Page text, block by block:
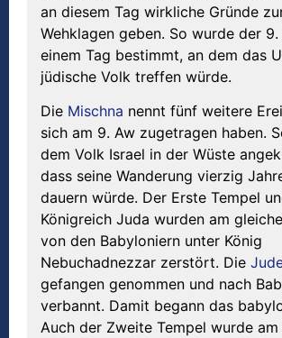
an diesem Tag wirkliche Gründe
Wehklagen geben. So wurde der 9.
einem Tag bestimmt, an dem das
jüdische Volk treffen würde.
Die Mischna nennt fünf weitere
sich am 9. Aw zugetragen haben.
dem Volk Israel in der Wüste
dass seine Wanderung vierzig
dauern würde. Der Erste Tempel
Königreich Juda wurden am
von den Babyloniern unter König
Nebuchadnezzar zerstört. Die
gefangen genommen und nach
verbannt. Damit begann das
Auch der Zweite Tempel wurde am